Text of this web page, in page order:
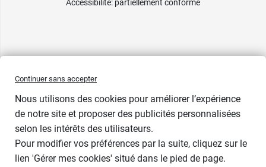
Accessibilité: partiellement conforme
Continuer sans accepter
Nous utilisons des cookies pour améliorer l’expérience
de notre site et proposer des publicités personnalisées
selon les intérêts des utilisateurs.
Pour modifier vos préférences par la suite, cliquez sur le
lien 'Gérer mes cookies' situé dans le pied de page.